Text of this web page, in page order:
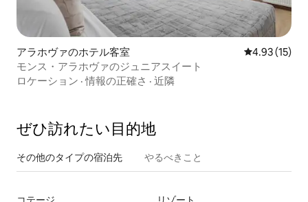
アラホヴァのホテル客室 レビュー15
4.93 (15)
モンス・アラホヴァのジュニアスイート
ロケーション ·情報の正確さ · 近隣
ぜひ訪⁠れ⁠た⁠い目⁠的⁠地
その他のタ⁠イ⁠プ⁠の宿⁠泊⁠先 やるべきこと